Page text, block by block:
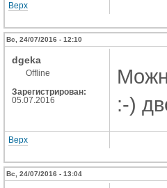
Верх
Вс, 24/07/2016 - 12:10
dgeka
Offline
Зарегистрирован:
05.07.2016
:-)
Верх
Вс, 24/07/2016 - 13:04